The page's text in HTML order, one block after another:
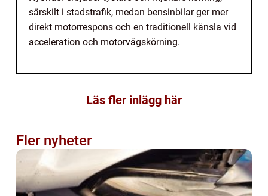
särskilt i stadstrafik, medan bensinbilar ger mer
direkt motorrespons och en traditionell känsla vid
acceleration och motorvägskörning.
Läs fler inlägg här
Fler nyheter